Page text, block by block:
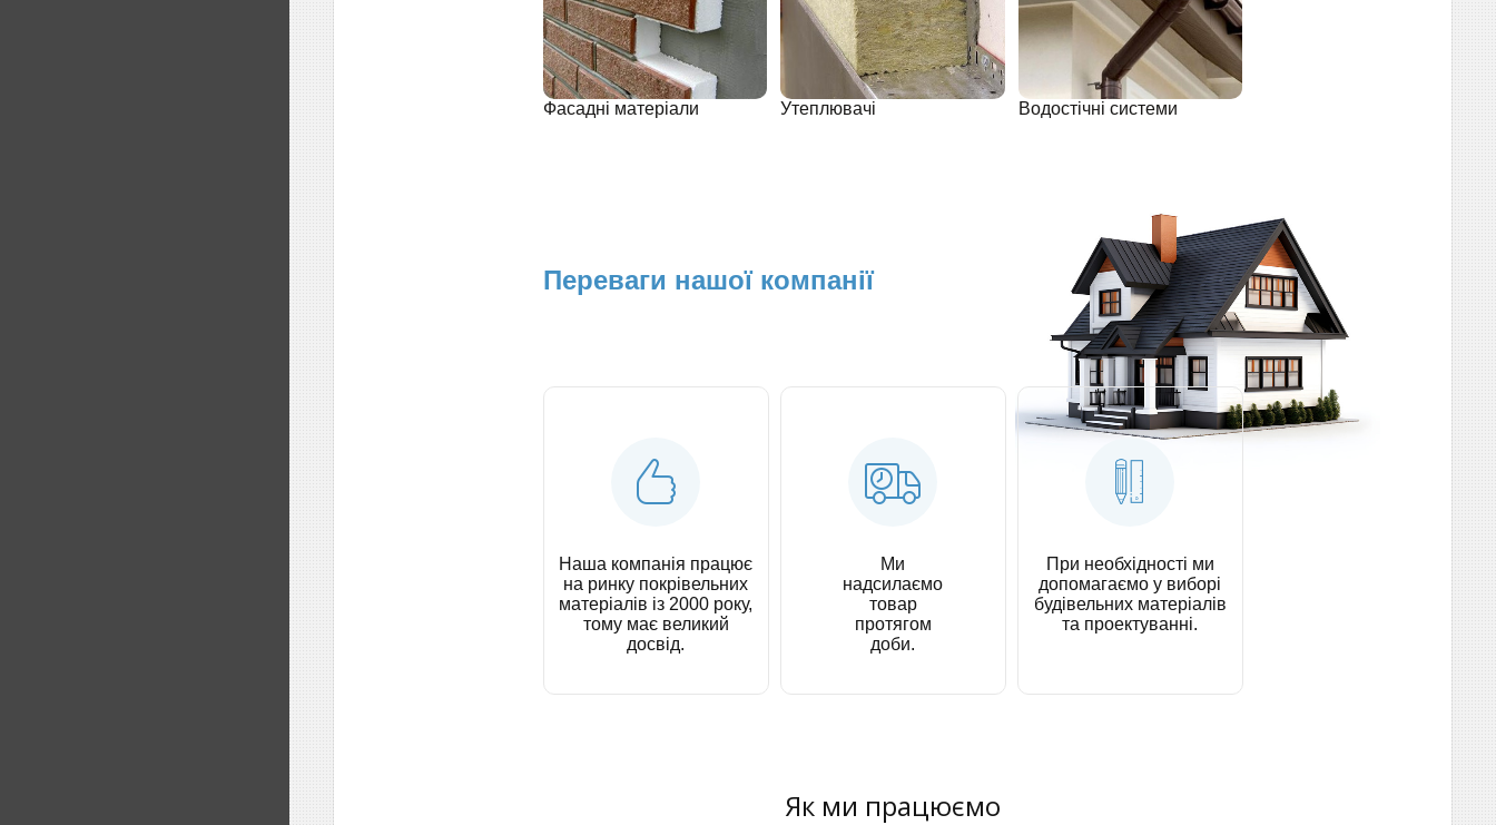
Фасадні матеріали Утеплювачі Водостічні системи
Переваги нашої компанії
Наша компанія працює
на ринку покрівельних
матеріалів із 2000 року,
тому має великий
досвід.
Ми
надсилаємо
товар
протягом
доби.
При необхідності ми
допомагаємо у виборі
будівельних матеріалів
та проектуванні.
Як ми працюємо